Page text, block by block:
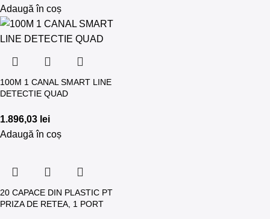
Adaugă în coș
100M 1 CANAL SMART LINE
DETECTIE QUAD
1.896,03 lei
Adaugă în coș
20 CAPACE DIN PLASTIC PT
PRIZA DE RETEA, 1 PORT